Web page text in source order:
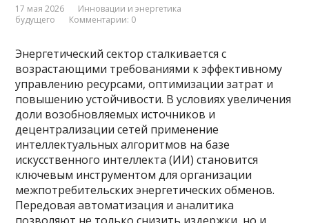
17 мая 2026
Инновации и энергетика
будущего
Комментарии: 0
Энергетический сектор сталкивается с
возрастающими требованиями к эффективному
управлению ресурсами, оптимизации затрат и
повышению устойчивости. В условиях увеличения
доли возобновляемых источников и
децентрализации сетей применение
интеллектуальных алгоритмов на базе
искусственного интеллекта (ИИ) становится
ключевым инструментом для организации
межпотребительских энергетических обменов.
Передовая автоматизация и аналитика